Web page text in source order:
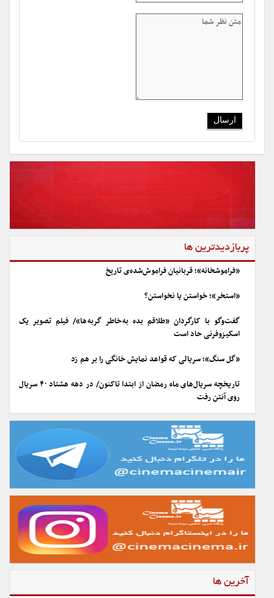
پربازدیدترین ها
«فراموشخانه»؛ قربانیان فراموش‌شده‌ی تاریخ
«استخر»؛ خواستن یا نخواستن؟
گفت‌وگو با کارگردان «طلاقم بده به خاطر گربه ها»/ فیلم تصویر یک
اسکیزوفرنی حاد است
«گل سنگ»؛ سریالی که قواعد نمایش خانگی را بر هم زد
تاریخچه سریال‌های ماه رمضان از ابتدا تاکنون/ در دهه هشتاد ۴۰ سریال
روی آنتن رفت
آخرین ها